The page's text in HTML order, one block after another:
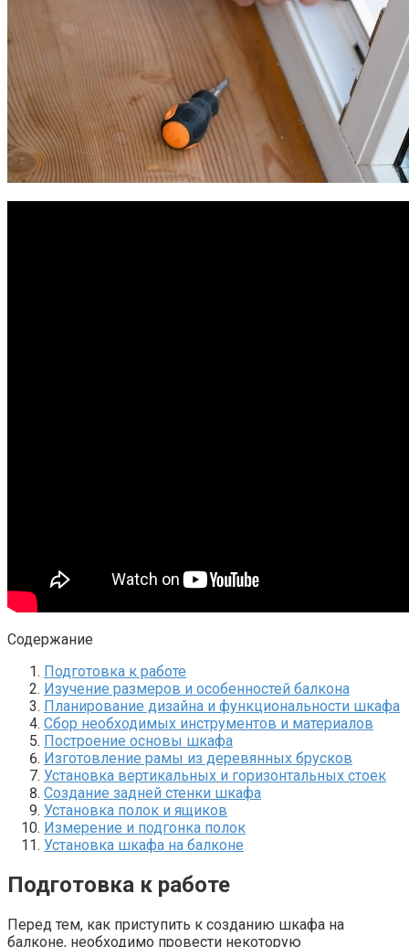
Содержание
Подготовка к работе
Изучение размеров и особенностей балкона
Планирование дизайна и функциональности шкафа
Сбор необходимых инструментов и материалов
Построение основы шкафа
Изготовление рамы из деревянных брусков
Установка вертикальных и горизонтальных стоек
Создание задней стенки шкафа
Установка полок и ящиков
Измерение и подгонка полок
Установка шкафа на балконе
Подготовка к работе
Перед тем, как приступить к созданию шкафа на
балконе, необходимо провести некоторую